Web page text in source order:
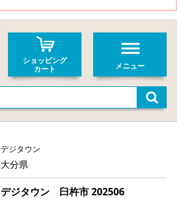
ショッピング
カート
メニュー
デジタウン
大分県
デジタウン 臼杵市 202506